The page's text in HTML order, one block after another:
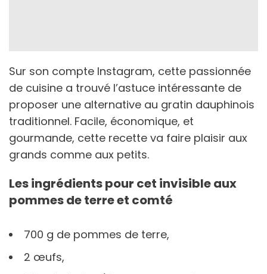
Sur son compte Instagram, cette passionnée
de cuisine a trouvé l’astuce intéressante de
proposer une alternative au gratin dauphinois
traditionnel. Facile, économique, et
gourmande, cette recette va faire plaisir aux
grands comme aux petits.
Les ingrédients pour cet invisible aux
pommes de terre et comté
700 g de pommes de terre,
2 œufs,